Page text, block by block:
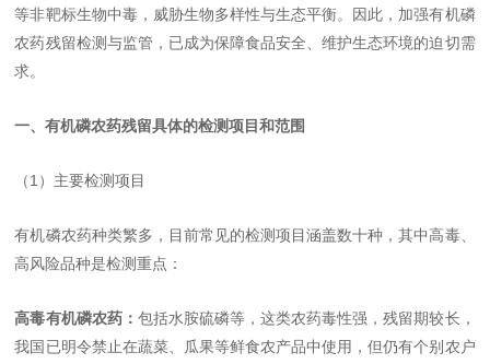
等非靶标生物中毒，威胁生物多样性与生态平衡。因此，加强有机磷
农药残留检测与监管，已成为保障食品安全、维护生态环境的迫切需
求。
一、有机磷农药残留具体的检测项目和范围
（1）主要检测项目
有机磷农药种类繁多，目前常见的检测项目涵盖数十种，其中高毒、
高风险品种是检测重点：
高毒有机磷农药： 包括水胺硫磷等，这类农药毒性强，残留期较长，
我国已明令禁止在蔬菜、瓜果等鲜食农产品中使用，但仍有个别农户